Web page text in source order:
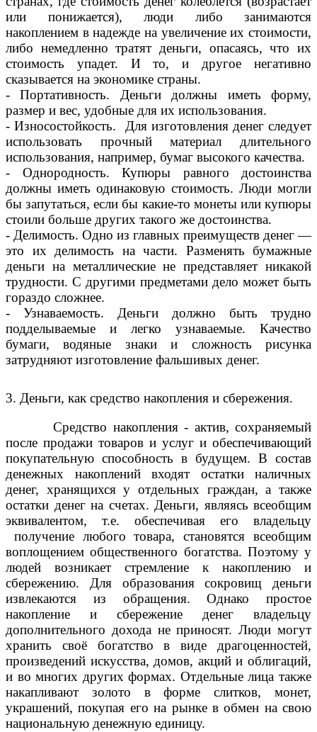
или понижается), люди либо занимаются
накоплением в надежде на увеличение их стоимости,
либо немедленно тратят деньги, опасаясь, что их
стоимость упадет. И то, и другое негативно
сказывается на экономике страны.
- Портативность. Деньги должны иметь форму,
размер и вес, удобные для их использования.
- Износостойкость. Для изготовления денег следует
использовать прочный материал длительного
использования, например, бумаг высокого качества.
- Однородность. Купюры равного достоинства
должны иметь одинаковую стоимость. Люди могли
бы запутаться, если бы какие-то монеты или купюры
стоили больше других такого же достоинства.
- Делимость. Одно из главных преимуществ денег —
это их делимость на части. Разменять бумажные
деньги на металлические не представляет никакой
трудности. С другими предметами дело может быть
гораздо сложнее.
- Узнаваемость. Деньги должно быть трудно
подделываемые и легко узнаваемые. Качество
бумаги, водяные знаки и сложность рисунка
затрудняют изготовление фальшивых денег.
3. Деньги, как средство накопления и сбережения.
Средство накопления - актив, сохраняемый
после продажи товаров и услуг и обеспечивающий
покупательную способность в будущем. В состав
денежных накоплений входят остатки наличных
денег, хранящихся у отдельных граждан, а также
остатки денег на счетах. Деньги, являясь всеобщим
эквивалентом, т.е. обеспечивая его владельцу
получение любого товара, становятся всеобщим
воплощением общественного богатства. Поэтому у
людей возникает стремление к накоплению и
сбережению. Для образования сокровищ деньги
извлекаются из обращения. Однако простое
накопление и сбережение денег владельцу
дополнительного дохода не приносят. Люди могут
хранить своё богатство в виде драгоценностей,
произведений искусства, домов, акций и облигаций,
и во многих других формах. Отдельные лица также
накапливают золото в форме слитков, монет,
украшений, покупая его на рынке в обмен на свою
национальную денежную единицу.